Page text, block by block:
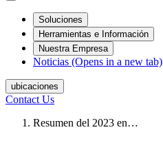
Soluciones
Herramientas e Información
Nuestra Empresa
Noticias (Opens in a new tab)
ubicaciones
Contact Us
Resumen del 2023 en…